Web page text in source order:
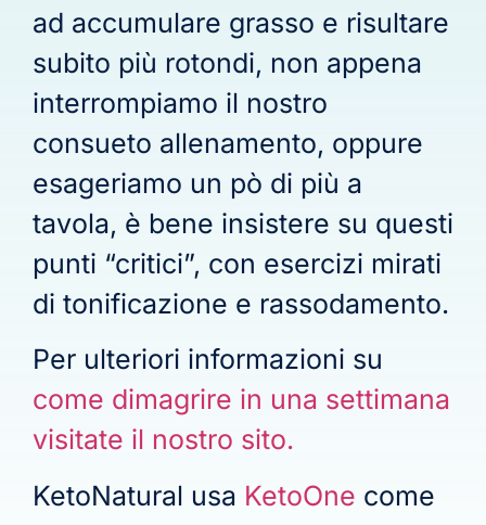
ad accumulare grasso e risultare
subito più rotondi, non appena
interrompiamo il nostro
consueto allenamento, oppure
esageriamo un pò di più a
tavola, è bene insistere su questi
punti “critici”, con esercizi mirati
di tonificazione e rassodamento.
Per ulteriori informazioni su
come dimagrire in una settimana
visitate il nostro sito.
KetoNatural usa KetoOne come